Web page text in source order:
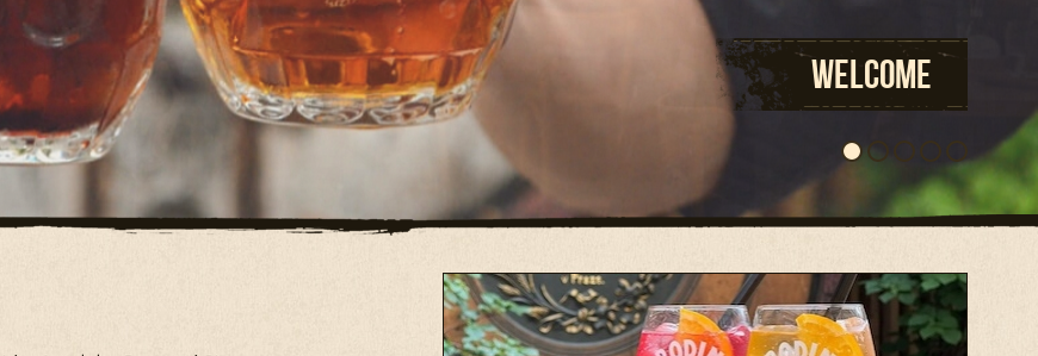
design of our brewery restaurant